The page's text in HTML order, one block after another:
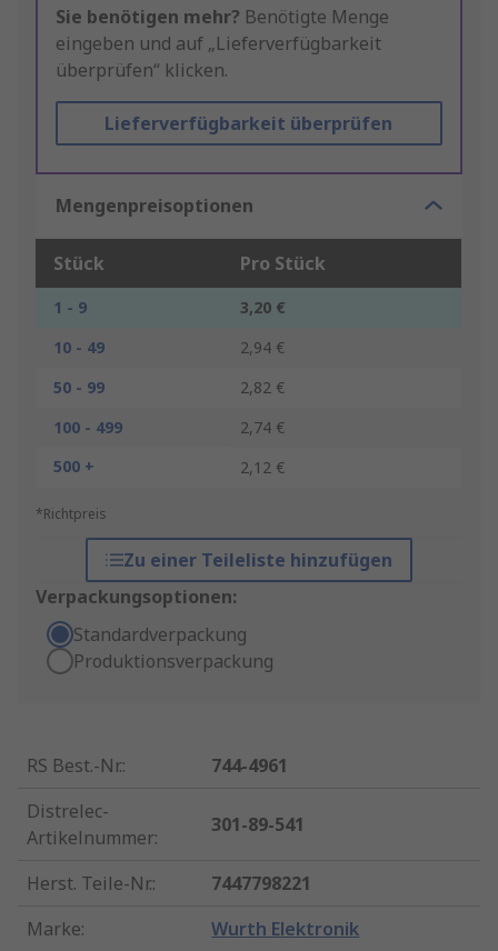
Sie benötigen mehr? Benötigte Menge
eingeben und auf „Lieferverfügbarkeit
überprüfen“ klicken.
Lieferverfügbarkeit überprüfen
Mengenpreisoptionen
Stück Pro Stück
1 - 9
3,20 €
10 - 49
2,94 €
50 - 99
2,82 €
100 - 499
2,74 €
500 +
2,12 €
*Richtpreis
Zu einer Teileliste hinzufügen
Verpackungsoptionen:
Standardverpackung
Produktionsverpackung
RS Best.-Nr.:
744-4961
Distrelec-
Artikelnummer:
301-89-541
Herst. Teile-Nr.:
7447798221
Marke: Wurth Elektronik